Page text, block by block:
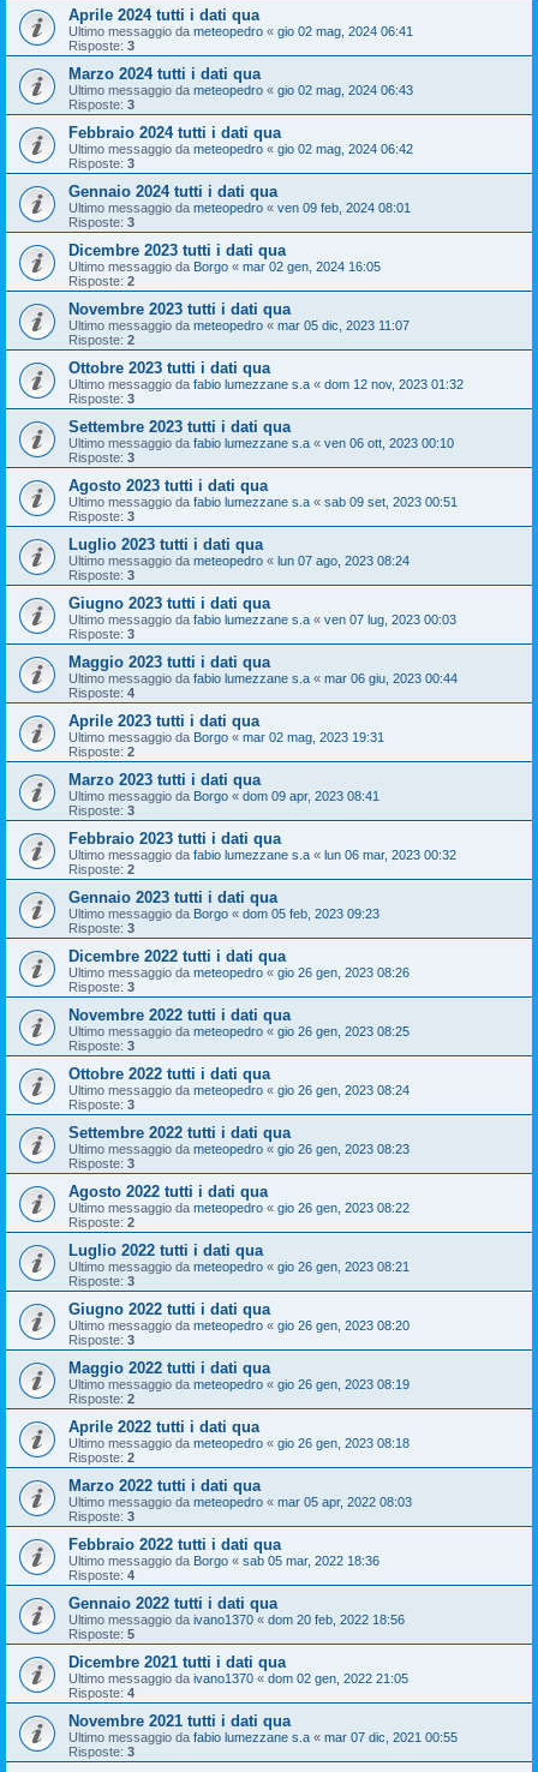
Aprile 2024 tutti i dati qua
Ultimo messaggio da meteopedro « gio 02 mag, 2024 06:41
Risposte: 3
Marzo 2024 tutti i dati qua
Ultimo messaggio da meteopedro « gio 02 mag, 2024 06:43
Risposte: 3
Febbraio 2024 tutti i dati qua
Ultimo messaggio da meteopedro « gio 02 mag, 2024 06:42
Risposte: 3
Gennaio 2024 tutti i dati qua
Ultimo messaggio da meteopedro « ven 09 feb, 2024 08:01
Risposte: 3
Dicembre 2023 tutti i dati qua
Ultimo messaggio da Borgo « mar 02 gen, 2024 16:05
Risposte: 2
Novembre 2023 tutti i dati qua
Ultimo messaggio da meteopedro « mar 05 dic, 2023 11:07
Risposte: 2
Ottobre 2023 tutti i dati qua
Ultimo messaggio da fabio lumezzane s.a « dom 12 nov, 2023 01:32
Risposte: 3
Settembre 2023 tutti i dati qua
Ultimo messaggio da fabio lumezzane s.a « ven 06 ott, 2023 00:10
Risposte: 3
Agosto 2023 tutti i dati qua
Ultimo messaggio da fabio lumezzane s.a « sab 09 set, 2023 00:51
Risposte: 3
Luglio 2023 tutti i dati qua
Ultimo messaggio da meteopedro « lun 07 ago, 2023 08:24
Risposte: 3
Giugno 2023 tutti i dati qua
Ultimo messaggio da fabio lumezzane s.a « ven 07 lug, 2023 00:03
Risposte: 3
Maggio 2023 tutti i dati qua
Ultimo messaggio da fabio lumezzane s.a « mar 06 giu, 2023 00:44
Risposte: 4
Aprile 2023 tutti i dati qua
Ultimo messaggio da Borgo « mar 02 mag, 2023 19:31
Risposte: 2
Marzo 2023 tutti i dati qua
Ultimo messaggio da Borgo « dom 09 apr, 2023 08:41
Risposte: 3
Febbraio 2023 tutti i dati qua
Ultimo messaggio da fabio lumezzane s.a « lun 06 mar, 2023 00:32
Risposte: 2
Gennaio 2023 tutti i dati qua
Ultimo messaggio da Borgo « dom 05 feb, 2023 09:23
Risposte: 3
Dicembre 2022 tutti i dati qua
Ultimo messaggio da meteopedro « gio 26 gen, 2023 08:26
Risposte: 3
Novembre 2022 tutti i dati qua
Ultimo messaggio da meteopedro « gio 26 gen, 2023 08:25
Risposte: 3
Ottobre 2022 tutti i dati qua
Ultimo messaggio da meteopedro « gio 26 gen, 2023 08:24
Risposte: 3
Settembre 2022 tutti i dati qua
Ultimo messaggio da meteopedro « gio 26 gen, 2023 08:23
Risposte: 3
Agosto 2022 tutti i dati qua
Ultimo messaggio da meteopedro « gio 26 gen, 2023 08:22
Risposte: 2
Luglio 2022 tutti i dati qua
Ultimo messaggio da meteopedro « gio 26 gen, 2023 08:21
Risposte: 3
Giugno 2022 tutti i dati qua
Ultimo messaggio da meteopedro « gio 26 gen, 2023 08:20
Risposte: 3
Maggio 2022 tutti i dati qua
Ultimo messaggio da meteopedro « gio 26 gen, 2023 08:19
Risposte: 2
Aprile 2022 tutti i dati qua
Ultimo messaggio da meteopedro « gio 26 gen, 2023 08:18
Risposte: 2
Marzo 2022 tutti i dati qua
Ultimo messaggio da meteopedro « mar 05 apr, 2022 08:03
Risposte: 3
Febbraio 2022 tutti i dati qua
Ultimo messaggio da Borgo « sab 05 mar, 2022 18:36
Risposte: 4
Gennaio 2022 tutti i dati qua
Ultimo messaggio da ivano1370 « dom 20 feb, 2022 18:56
Risposte: 5
Dicembre 2021 tutti i dati qua
Ultimo messaggio da ivano1370 « dom 02 gen, 2022 21:05
Risposte: 4
Novembre 2021 tutti i dati qua
Ultimo messaggio da fabio lumezzane s.a « mar 07 dic, 2021 00:55
Risposte: 3